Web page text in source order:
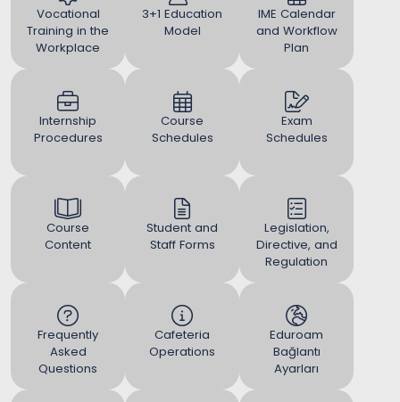
Vocational
Training in the
Workplace
3+1 Education
Model
IME Calendar
and Workflow
Plan
Internship
Procedures
Course
Schedules
Exam
Schedules
Course
Content
Student and
Staff Forms
Legislation,
Directive, and
Regulation
Frequently
Asked
Questions
Cafeteria
Operations
Eduroam
Bağlantı
Ayarları